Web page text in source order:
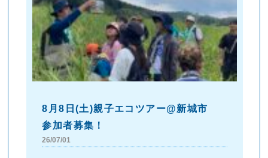
8月8日(土)親子エコツアー@新城市
参加者募集！
26/07/01